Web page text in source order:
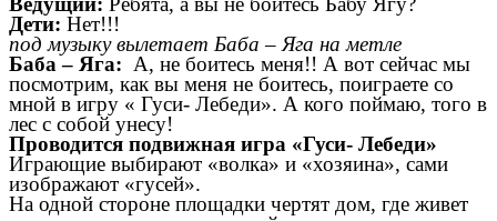
Дети: Нет!!!
под музыку вылетает Баба – Яга на метле
Баба – Яга: А, не боитесь меня!! А вот сейчас мы
посмотрим, как вы меня не боитесь, поиграете со
мной в игру « Гуси- Лебеди». А кого поймаю, того в
лес с собой унесу!
Проводится подвижная игра «Гуси- Лебеди»
Играющие выбирают «волка» и «хозяина», сами
изображают «гусей».
На одной стороне площадки чертят дом, где живет